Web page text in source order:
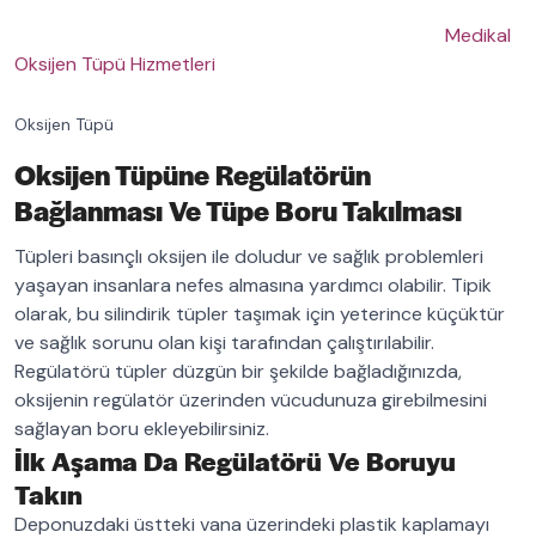
Medikal
Oksijen Tüpü Hizmetleri
Oksijen Tüpü
Oksijen Tüpüne Regülatörün
Bağlanması Ve Tüpe Boru Takılması
Tüpleri basınçlı oksijen ile doludur ve sağlık problemleri
yaşayan insanlara nefes almasına yardımcı olabilir. Tipik
olarak, bu silindirik tüpler taşımak için yeterince küçüktür
ve sağlık sorunu olan kişi tarafından çalıştırılabilir.
Regülatörü tüpler düzgün bir şekilde bağladığınızda,
oksijenin regülatör üzerinden vücudunuza girebilmesini
sağlayan boru ekleyebilirsiniz.
İlk Aşama Da Regülatörü Ve Boruyu
Takın
Deponuzdaki üstteki vana üzerindeki plastik kaplamayı